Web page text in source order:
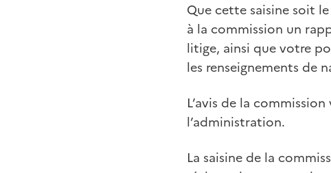
Que cette saisine soit
à la commission un
litige, ainsi que votre
les renseignements de
L’avis de la
l’administration.
La saisine de la